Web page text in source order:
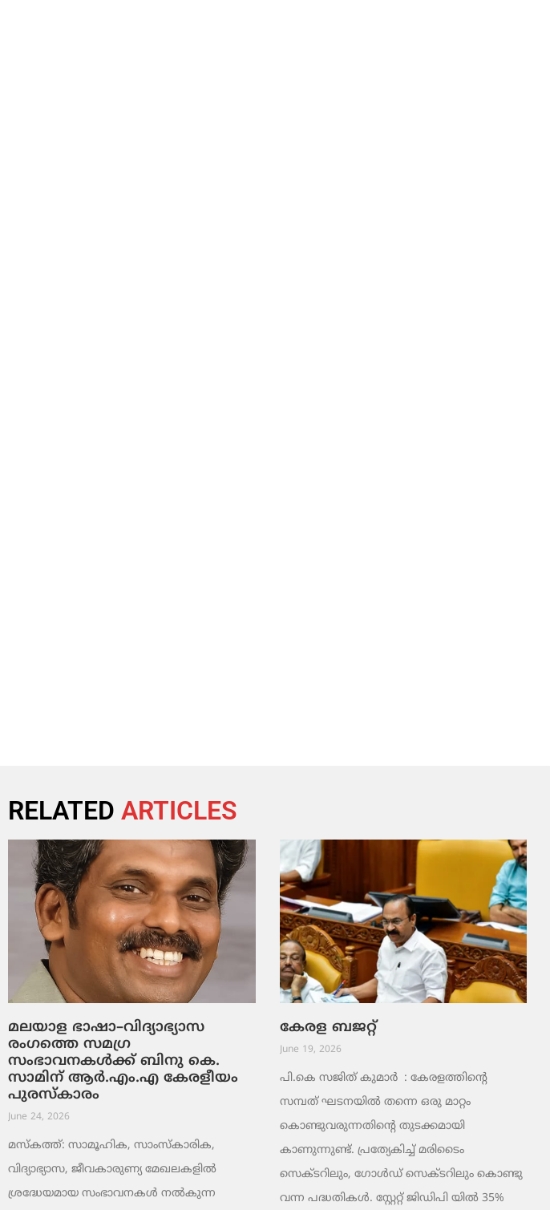
RELATED ARTICLES
മലയാള ഭാഷാ–വിദ്യാഭ്യാസ
രംഗത്തെ സമഗ്ര
സംഭാവനകൾക്ക് ബിനു കെ.
സാമിന് ആർ.എം.എ കേരളീയം
പുരസ്‌കാരം
June 24, 2026
മസ്കത്ത്: സാമൂഹിക, സാംസ്‌കാരിക,
വിദ്യാഭ്യാസ, ജീവകാരുണ്യ മേഖലകളിൽ
ശ്രദ്ധേയമായ സംഭാവനകൾ നൽകുന്ന
കേരള ബജറ്റ്
June 19, 2026
പി.കെ സജിത് കുമാര്‍ : കേരളത്തിന്റെ
സമ്പത് ഘടനയിൽ തന്നെ ഒരു മാറ്റം
കൊണ്ടുവരുന്നതിന്റെ തുടക്കമായി
കാണുന്നുണ്ട്. പ്രത്യേകിച്ച് മരിടൈം
സെക്ടറിലും, ഗോൾഡ് സെക്ടറിലും കൊണ്ടു
വന്ന പദ്ധതികൾ. സ്റ്റേറ്റ് ജിഡിപി യിൽ 35%